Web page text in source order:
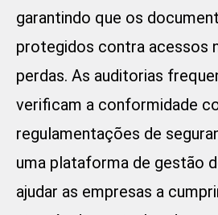
garantindo que os
protegidos contra acessos
perdas. As auditorias
verificam a conformidade
regulamentações de
uma plataforma de gestão
ajudar as empresas a